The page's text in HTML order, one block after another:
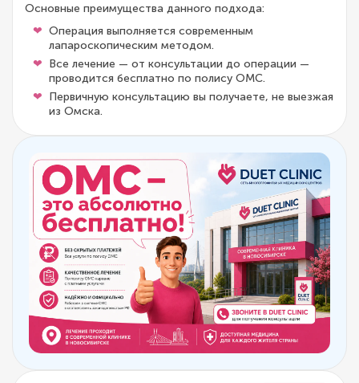
Основные преимущества данного подхода:
Операция выполняется современным
лапароскопическим методом.
Все лечение — от консультации до операции —
проводится бесплатно по полису ОМС.
Первичную консультацию вы получаете, не выезжая
из Омска.